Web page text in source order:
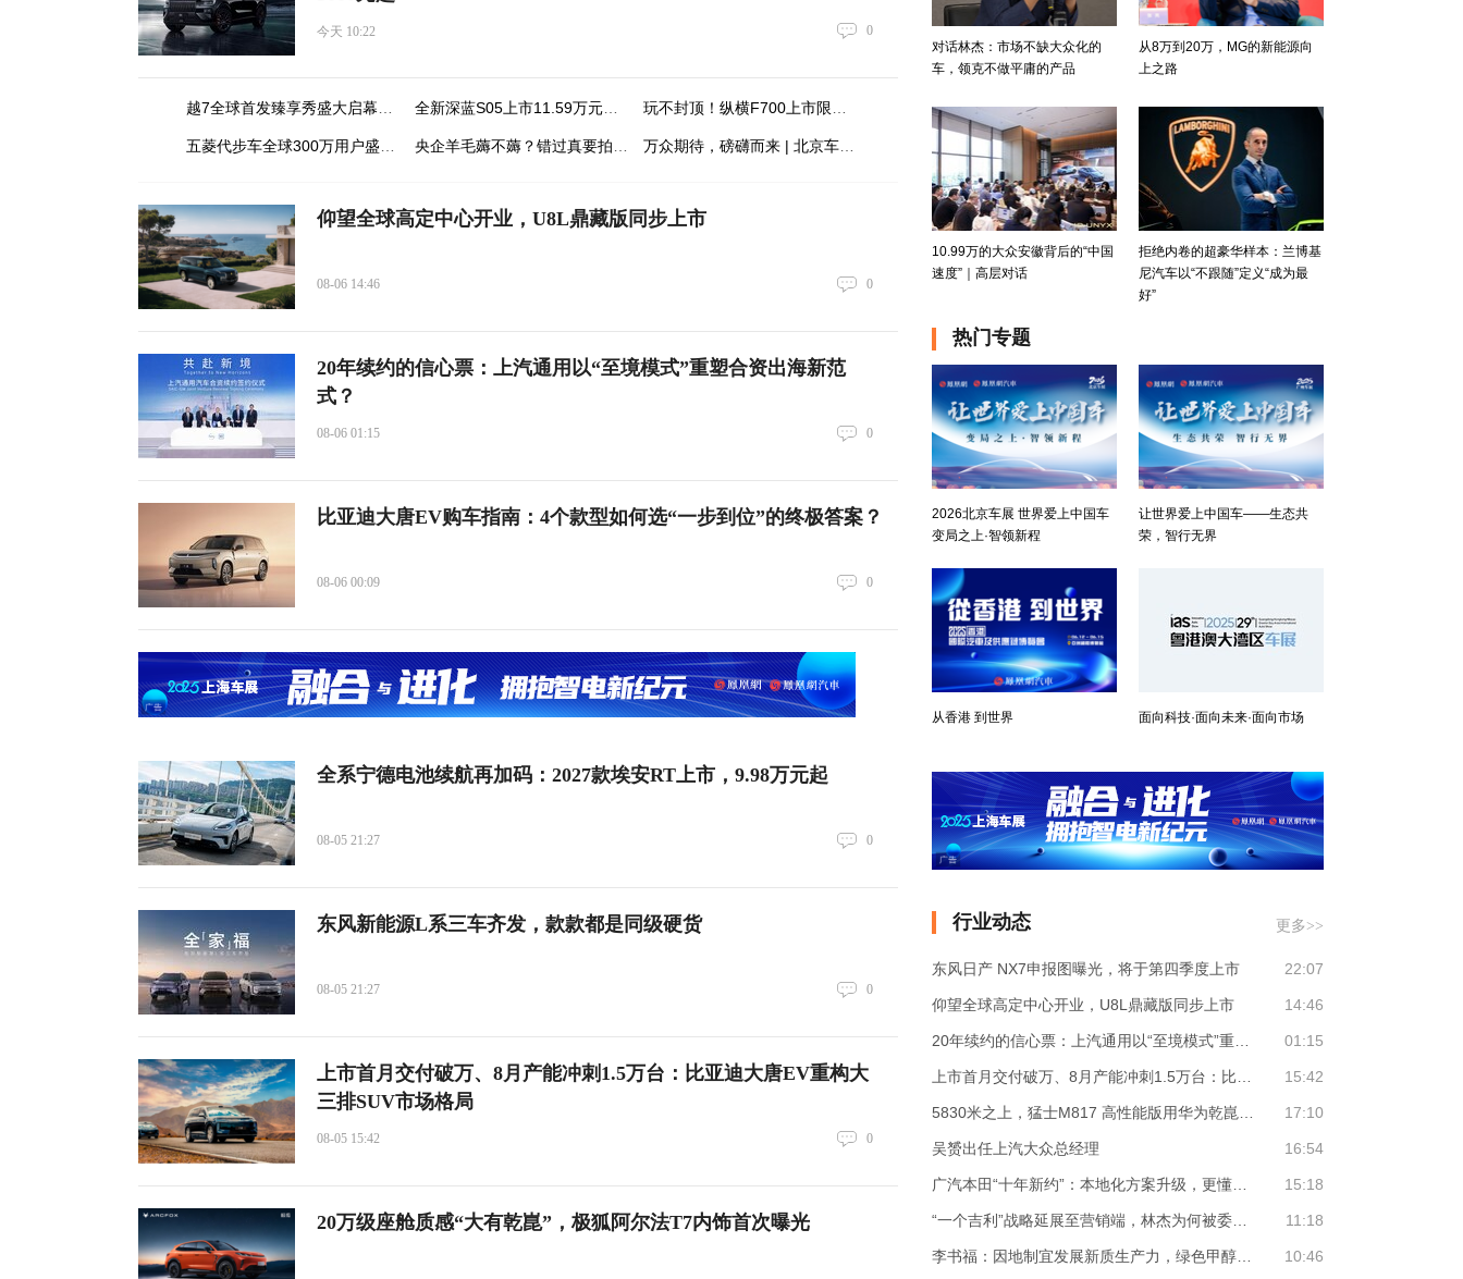
今天 10:22 0
仰望全球高定中心开业，U8L鼎藏版同步上市
08-06 14:46 0
20年续约的信心票：上汽通用以“至境模式”重塑合资出海新范
式？
08-06 01:15 0
比亚迪大唐EV购车指南：4个款型如何选“一步到位”的终极答案？
08-06 00:09 0
全系宁德电池续航再加码：2027款埃安RT上市，9.98万元起
08-05 21:27 0
东风新能源L系三车齐发，款款都是同级硬货
08-05 21:27 0
上市首月交付破万、8月产能冲刺1.5万台：比亚迪大唐EV重构大
三排SUV市场格局
08-05 15:42 0
20万级座舱质感“大有乾崑”，极狐阿尔法T7内饰首次曝光
对话林杰：市场不缺大众化的
车，领克不做平庸的产品
从8万到20万，MG的新能源向
上之路
10.99万的大众安徽背后的“中国
速度”｜高层对话
拒绝内卷的超豪华样本：兰博基
尼汽车以“不跟随”定义“成为最
好”
热门专题
2026北京车展 世界爱上中国车
变局之上·智领新程
让世界爱上中国车——生态共
荣，智行无界
从香港 到世界 面向科技·面向未来·面向市场
行业动态 更多>>
东风日产 NX7申报图曝光，将于第四季度上市 22:07
仰望全球高定中心开业，U8L鼎藏版同步上市 14:46
01:15
15:42
17:10
吴赟出任上汽大众总经理 16:54
15:18
11:18
10:46